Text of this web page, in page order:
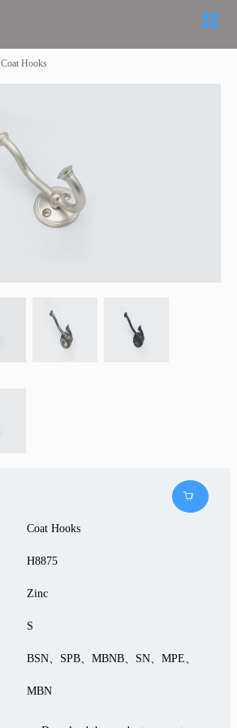
Coat Hooks
Coat Hooks
H8875
Zinc
S
BSN、SPB、MBNB、SN、MPE、
MBN